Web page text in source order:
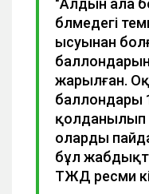
бөлмедегі
ысуынан
жарылған.
баллондары
қолданылып
оларды
бұл
ТЖД ресми